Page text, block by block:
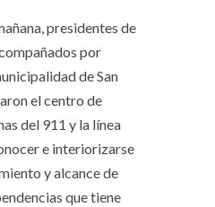
presidentes de
por
de San
el centro de
del 911 y la línea
e interiorizarse
y alcance de
que tiene